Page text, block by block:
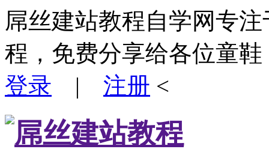
屌丝建站教程自学网专
程，免费分享给各位童
登录 | 注册 <